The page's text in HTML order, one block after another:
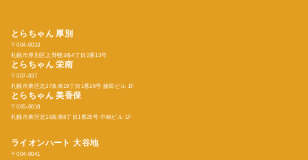
とらちゃん 厚別
〒004-0033
札幌市厚別区上野幌3条4丁目2番13号
とらちゃん 栄南
〒007-837
札幌市東区北37条東19丁目1番26号 藤田ビル 1F
とらちゃん 美香保
〒065-0018
札幌市東区北18条東8丁目1番25号 中嶋ビル 1F
ライオンハート 大谷地
〒004-0041